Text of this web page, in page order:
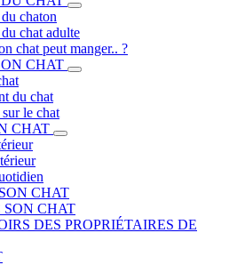
chaton
chat adulte
chat peut manger.. ?
CHAT
du chat
le chat
CHAT
CHAT
CHAT
DES PROPRIÉTAIRES DE